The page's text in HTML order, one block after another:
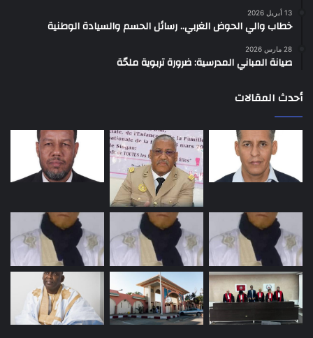
13 أبريل 2026
خطاب والي الحوض الغربي.. رسائل الحسم والسيادة الوطنية
28 مارس 2026
صيانة المباني المدرسية: ضرورة تربوية ملحّة
أحدث المقالات